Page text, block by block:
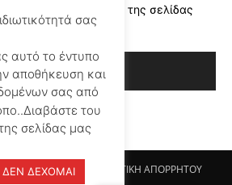
του ορους χρήσης της σελίδας
Login Register
ΠΟΛΙΤΙΚΗ ΑΠΟΡΡΗΤΟΥ
σας
αυτό το έντυπο
αποθήκευση και
σας από
του
σελίδας μας
ΔΕΝ ΔΕΧΟΜΑΙ